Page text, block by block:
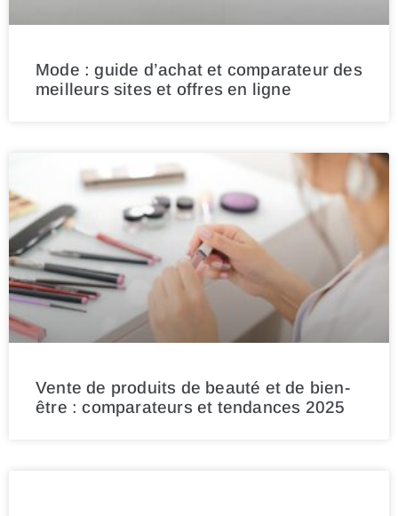
Mode : guide d’achat et comparateur des
meilleurs sites et offres en ligne
Vente de produits de beauté et de bien-
être : comparateurs et tendances 2025